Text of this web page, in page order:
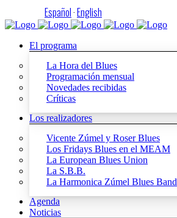
Español·English
El programa
La Hora del Blues
Programación mensual
Novedades recibidas
Críticas
Los realizadores
Vicente Zúmel y Roser Blues
Los Fridays Blues en el MEAM
La European Blues Union
La S.B.B.
La Harmonica Zúmel Blues Band
Agenda
Noticias